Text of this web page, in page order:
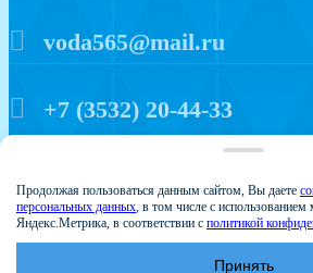
voda565@mail.ru
+7 (3532) 20-44-33
Продолжая пользоваться данным сайтом, Вы даете
персональных данных, в том числе с использованием
Яндекс.Метрика, в соответствии с политикой
Принять